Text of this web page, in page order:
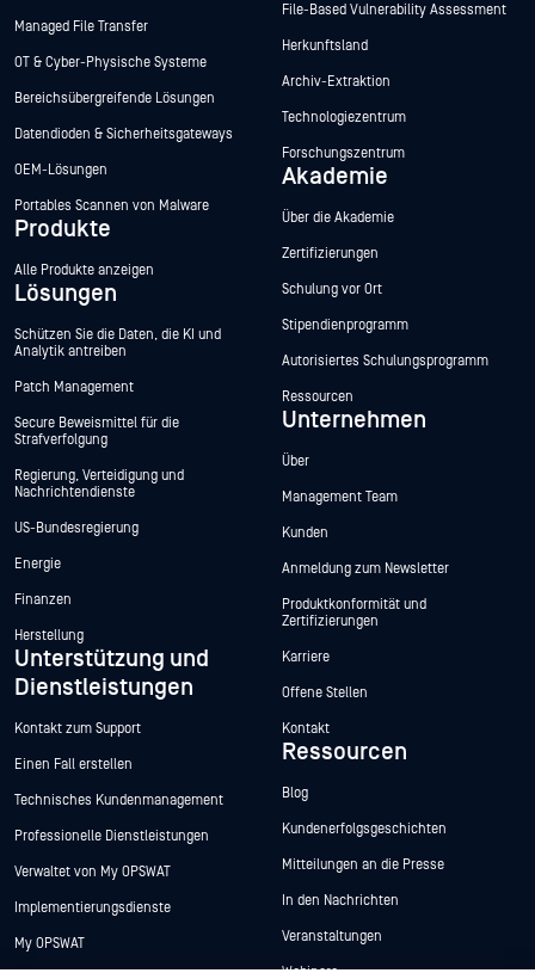
Managed File Transfer
OT & Cyber-Physische Systeme
Bereichsübergreifende Lösungen
Datendioden & Sicherheitsgateways
OEM-Lösungen
Portables Scannen von Malware
Produkte
Alle Produkte anzeigen
Lösungen
Schützen Sie die Daten, die KI und
Analytik antreiben
Patch Management
Secure Beweismittel für die
Strafverfolgung
Regierung, Verteidigung und
Nachrichtendienste
US-Bundesregierung
Energie
Finanzen
Herstellung
Unterstützung und
Dienstleistungen
Kontakt zum Support
Einen Fall erstellen
Technisches Kundenmanagement
Professionelle Dienstleistungen
Verwaltet von My OPSWAT
Implementierungsdienste
My OPSWAT
File-Based Vulnerability Assessment
Herkunftsland
Archiv-Extraktion
Technologiezentrum
Forschungszentrum
Akademie
Über die Akademie
Zertifizierungen
Schulung vor Ort
Stipendienprogramm
Autorisiertes Schulungsprogramm
Ressourcen
Unternehmen
Über
Management Team
Kunden
Anmeldung zum Newsletter
Produktkonformität und
Zertifizierungen
Karriere
Offene Stellen
Kontakt
Ressourcen
Blog
Kundenerfolgsgeschichten
Mitteilungen an die Presse
In den Nachrichten
Veranstaltungen